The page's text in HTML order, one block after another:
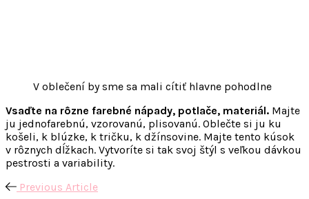
V oblečení by sme sa mali cítiť hlavne pohodlne
Vsaďte na rôzne farebné nápady, potlače, materiál. Majte
ju jednofarebnú, vzorovanú, plisovanú. Oblečte si ju ku
košeli, k blúzke, k tričku, k džínsovine. Majte tento kúsok
v rôznych dĺžkach. Vytvoríte si tak svoj štýl s veľkou dávkou
pestrosti a variability.
Previous Article